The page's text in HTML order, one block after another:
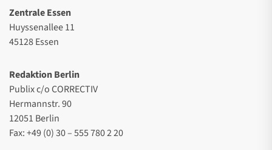
Zentrale Essen
Huyssenallee 11
45128 Essen
Redaktion Berlin
Publix c/o CORRECTIV
Hermannstr. 90
12051 Berlin
Fax: +49 (0) 30 – 555 780 2 20